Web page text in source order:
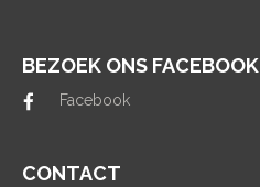
BEZOEK ONS FACEBOOK
Facebook
CONTACT